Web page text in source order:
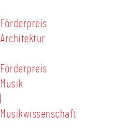
Förderpreis
Architektur
Förderpreis
Musik
Musikwissenschaft